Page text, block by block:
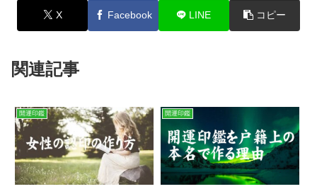
X Facebook LINE コピー
関連記事
開運印鑑 開運印鑑